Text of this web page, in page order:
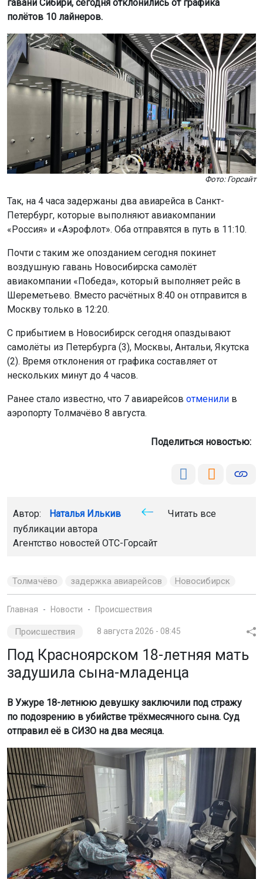
гавани Сибири, сегодня отклонились от графика
полётов 10 лайнеров.
Фото: Горсайт
Так, на 4 часа задержаны два авиарейса в Санкт-
Петербург, которые выполняют авиакомпании
«Россия» и «Аэрофлот». Оба отправятся в путь в 11:10.
Почти с таким же опозданием сегодня покинет
воздушную гавань Новосибирска самолёт
авиакомпании «Победа», который выполняет рейс в
Шереметьево. Вместо расчётных 8:40 он отправится в
Москву только в 12:20.
С прибытием в Новосибирск сегодня опаздывают
самолёты из Петербурга (3), Москвы, Антальи, Якутска
(2). Время отклонения от графика составляет от
нескольких минут до 4 часов.
Ранее стало известно, что 7 авиарейсов отменили в
аэропорту Толмачёво 8 августа.
Поделиться новостью:
Автор: Наталья Илькив
Читать все
публикации автора
Агентство новостей ОТС-Горсайт
Толмачёво задержка авиарейсов Новосибирск
Главная Новости Происшествия
Происшествия 8 августа 2026 - 08:45
Под Красноярском 18-летняя мать
задушила сына-младенца
В Ужуре 18-летнюю девушку заключили под стражу
по подозрению в убийстве трёхмесячного сына. Суд
отправил её в СИЗО на два месяца.